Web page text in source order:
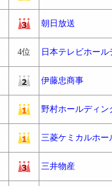
朝日放送
4位 日本テレビホール
伊藤忠商事
野村ホールディン
三菱ケミカルホー
三井物産